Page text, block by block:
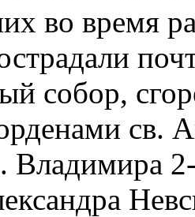
во время
собор,
св.
Владимира